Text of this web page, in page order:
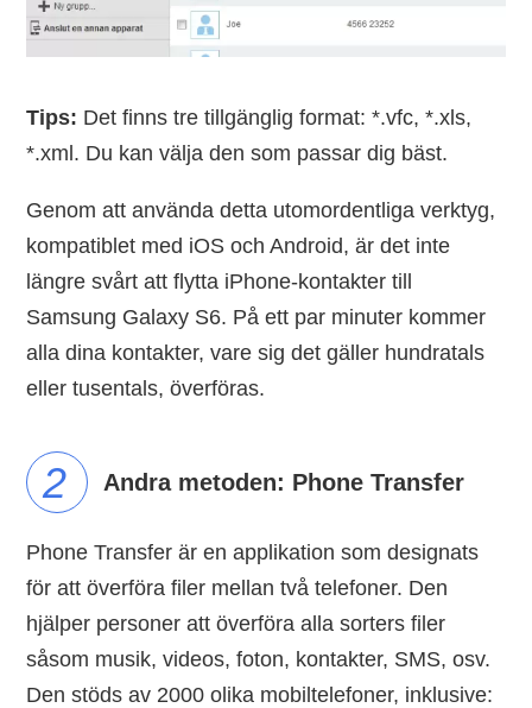
Tips: Det finns tre tillgänglig format: *.vfc, *.xls,
*.xml. Du kan välja den som passar dig bäst.
Genom att använda detta utomordentliga verktyg,
kompatiblet med iOS och Android, är det inte
längre svårt att flytta iPhone-kontakter till
Samsung Galaxy S6. På ett par minuter kommer
alla dina kontakter, vare sig det gäller hundratals
eller tusentals, överföras.
2 Andra metoden: Phone Transfer
Phone Transfer är en applikation som designats
för att överföra filer mellan två telefoner. Den
hjälper personer att överföra alla sorters filer
såsom musik, videos, foton, kontakter, SMS, osv.
Den stöds av 2000 olika mobiltelefoner, inklusive: